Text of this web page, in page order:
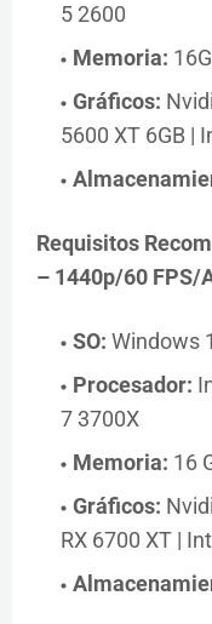
5 2600
Memoria:
Gráficos:
5600 XT 6GB |
Requisitos
– 1440p/60 FPS/
SO: Windows
Procesador:
7 3700X
Memoria: 16
Gráficos:
RX 6700 XT |